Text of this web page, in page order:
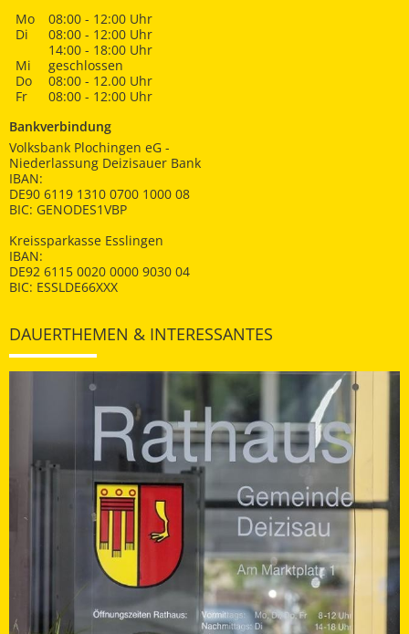
Mo
08:00 - 12:00 Uhr
Di
08:00 - 12:00 Uhr
14:00 - 18:00 Uhr
Mi
geschlossen
Do
08:00 - 12.00 Uhr
Fr
08:00 - 12:00 Uhr
Bankverbindung
Volksbank Plochingen eG -
Niederlassung Deizisauer Bank
IBAN:
DE90 6119 1310 0700 1000 08
BIC: GENODES1VBP
Kreissparkasse Esslingen
IBAN:
DE92 6115 0020 0000 9030 04
BIC: ESSLDE66XXX
DAUERTHEMEN & INTERESSANTES